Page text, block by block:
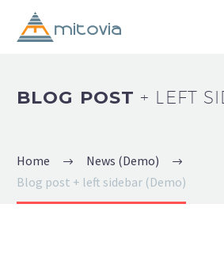
BLOG POST+ LEFT
Home
News (Demo)
Blog post + left sidebar (Demo)